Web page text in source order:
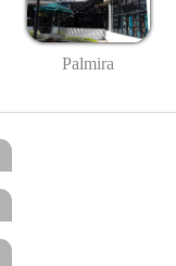
Palmira